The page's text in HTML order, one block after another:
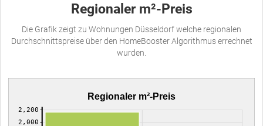
Regionaler m²-Preis
Die Grafik zeigt zu Wohnungen Düsseldorf welche regionalen
Durchschnittspreise über den HomeBooster Algorithmus errechnet
wurden.
Regionaler m²-Preis
2,000
2,200